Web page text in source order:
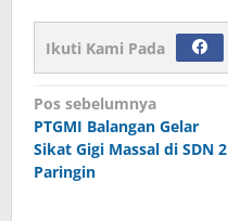
Ikuti Kami Pada
Navigasi
pos
Pos sebelumnya
PTGMI Balangan Gelar
Sikat Gigi Massal di SDN 2
Paringin